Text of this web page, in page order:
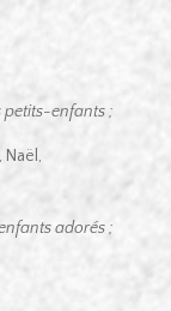
petits-enfants ;
Naël,
adorés ;